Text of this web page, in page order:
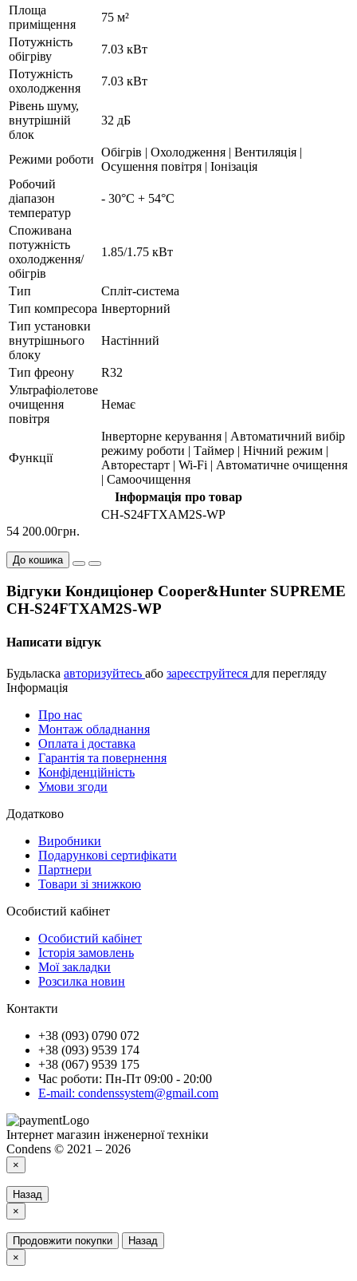
Площа
приміщення
75 м²
Потужність
обігріву
7.03 кВт
Потужність
охолодження
7.03 кВт
Рівень шуму,
внутрішній
блок
32 дБ
Режими роботи
Обігрів | Охолодження | Вентиляція |
Осушення повітря | Іонізація
Робочий
діапазон
температур
- 30°С + 54°С
Споживана
потужність
охолодження/
обігрів
1.85/1.75 кВт
Тип
Спліт-система
Тип компресора Інверторний
Тип установки
внутрішнього
блоку
Настінний
Тип фреону
R32
Ультрафіолетове
очищення
повітря
Немає
Функції
Інверторне керування | Автоматичний вибір
режиму роботи | Таймер | Нічний режим |
Авторестарт | Wi-Fi | Автоматичне очищення
| Самоочищення
Інформація про товар
CH-S24FTXAM2S-WP
54 200.00грн.
До кошика
Відгуки Кондиціонер Cooper&Hunter SUPREME
CH-S24FTXAM2S-WP
Написати відгук
Будьласка авторизуйтесь або зареєструйтеся для перегляду
Інформація
Про нас
Монтаж обладнання
Оплата і доставка
Гарантія та повернення
Конфіденційність
Умови згоди
Додатково
Виробники
Подарункові сертифікати
Партнери
Товари зі знижкою
Особистий кабінет
Особистий кабінет
Історія замовлень
Мої закладки
Розсилка новин
Контакти
+38 (093) 0790 072
+38 (093) 9539 174
+38 (067) 9539 175
Час роботи: Пн-Пт 09:00 - 20:00
E-mail: condenssystem@gmail.com
Інтернет магазин інженерної техніки
Condens © 2021 – 2026
×
Назад
×
Продовжити покупки
Назад
×